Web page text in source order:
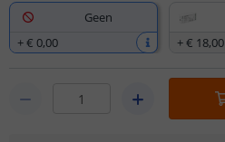
Geen
+€ 0,00
+€ 18,00